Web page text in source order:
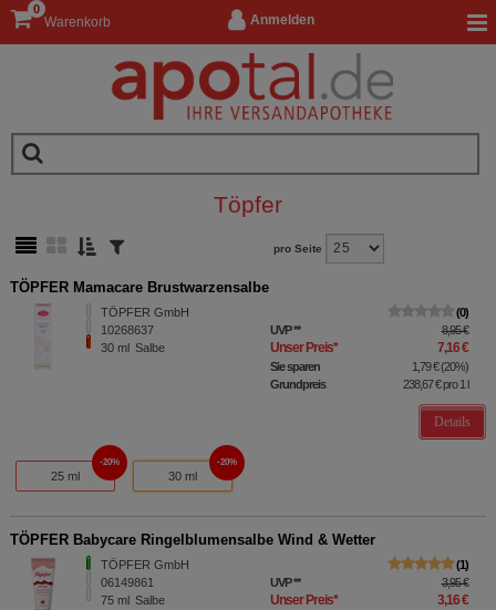
Anmelden
Warenkorb
0
Töpfer
pro Seite
TÖPFER Mamacare Brustwarzensalbe
TÖPFER GmbH
10268637
30 ml Salbe
0
UVP** 8,95 €
Unser Preis* 7,16 €
Sie sparen 1,79 €(20%)
Grundpreis
238,67 €pro 1 l
Details
25 ml
20%
30 ml
20%
TÖPFER Babycare Ringelblumensalbe Wind & Wetter
TÖPFER GmbH
06149861
75 ml Salbe
1
UVP** 3,95 €
Unser Preis* 3,16 €